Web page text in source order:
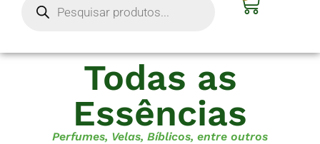
Todas as
Essências
Perfumes, Velas, Bíblicos, entre outros